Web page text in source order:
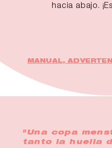
hacia abajo.
MANUAL,
"Una copa
tanto la huella